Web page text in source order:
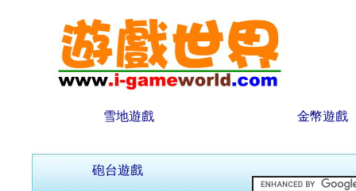
雪地遊戲 金幣遊戲
砲台遊戲